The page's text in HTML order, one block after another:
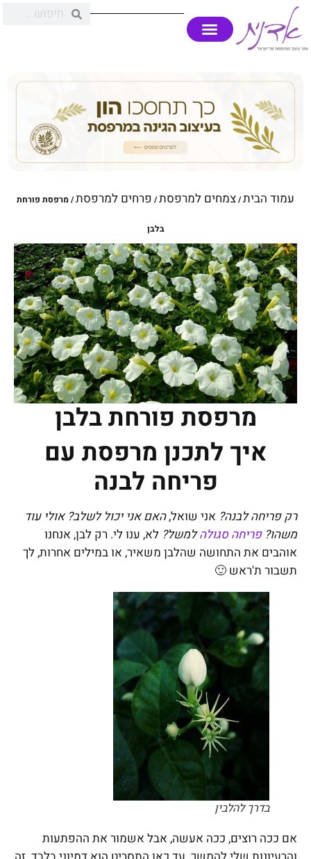
עמוד הבית/צמחים למרפסת/ פרחים למרפסת/ מרפסת פורחת
בלבן
מרפסת פורחת בלבן
איך לתכנן מרפסת עם
פריחה לבנה
רק פריחה לבנה? אני שואל,האם אני יכול לשלב? אולי עוד
משהו?פריחה סגולהלמשל? לא, ענו לי. רק לבן, אנחנו
אוהבים את התחושה שהלבן משאיר, או במילים אחרות, לך
תשבור ת'ראש 🙂
בדרך להלבין
אם ככה רוצים, ככה אעשה, אבל אשמור את ההפתעות